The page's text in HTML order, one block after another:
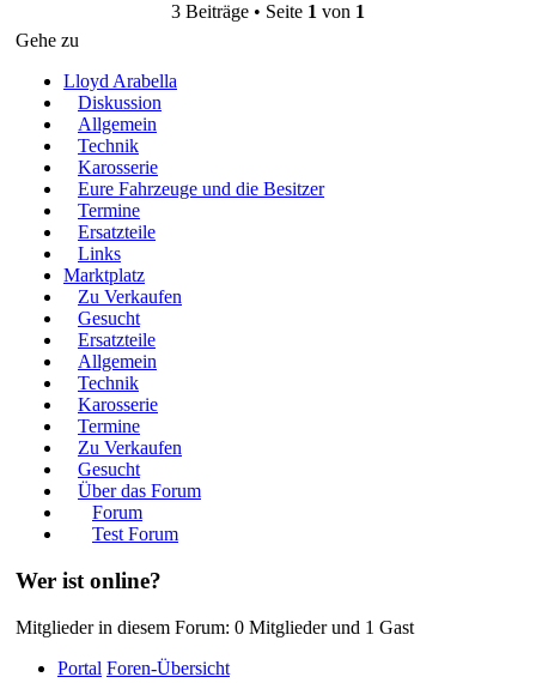
3 Beiträge • Seite 1 von 1
Gehe zu
Lloyd Arabella
Diskussion
Allgemein
Technik
Karosserie
Eure Fahrzeuge und die Besitzer
Termine
Ersatzteile
Links
Marktplatz
Zu Verkaufen
Gesucht
Ersatzteile
Allgemein
Technik
Karosserie
Termine
Zu Verkaufen
Gesucht
Über das Forum
Forum
Test Forum
Wer ist online?
Mitglieder in diesem Forum: 0 Mitglieder und 1 Gast
Portal Foren-Übersicht